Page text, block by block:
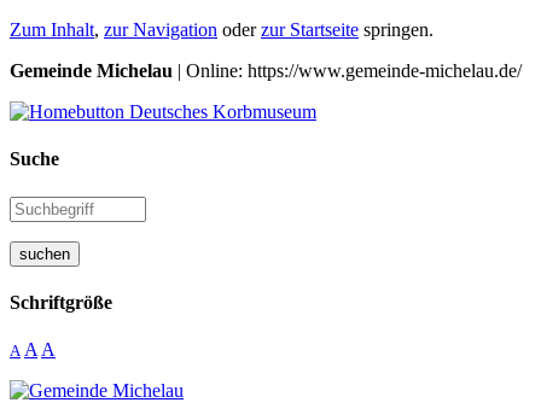
Zum Inhalt, zur Navigation oderzur Startseite springen.
Gemeinde Michelau | Online: https://www.gemeinde-michelau.de/
Suche
suchen
Schriftgröße
A A A